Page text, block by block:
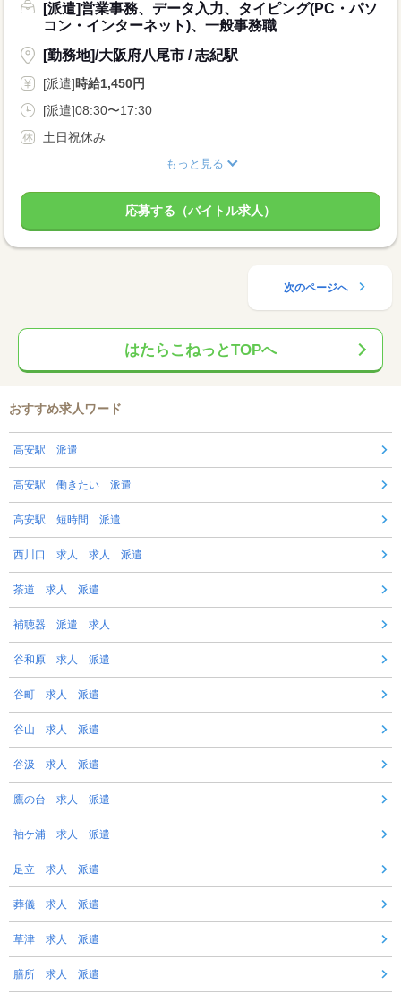
[派遣]営業事務、データ入力、タイピング(PC・パソ
コン・インターネット)、一般事務職
[勤務地]/大阪府八尾市 / 志紀駅
[派遣]時給1,450円
[派遣]08:30〜17:30
土日祝休み
もっと見る
応募する（バイトル求人）
次のページへ
はたらこねっとTOPへ
おすすめ求人ワード
高安駅 派遣
高安駅 働きたい 派遣
高安駅 短時間 派遣
西川口 求人 求人 派遣
茶道 求人 派遣
補聴器 派遣 求人
谷和原 求人 派遣
谷町 求人 派遣
谷山 求人 派遣
谷汲 求人 派遣
鷹の台 求人 派遣
袖ケ浦 求人 派遣
足立 求人 派遣
葬儀 求人 派遣
草津 求人 派遣
膳所 求人 派遣